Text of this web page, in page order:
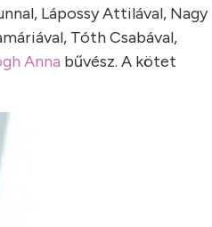
Lápossy Attilával, Nagy
Tóth Csabával,
Anna bűvész. A kötet